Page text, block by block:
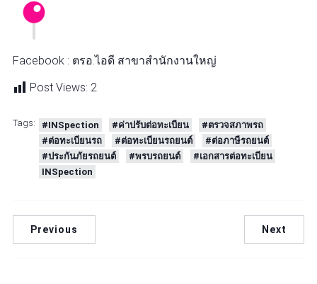
Facebook : ตรอ.ไอดี สาขาสำนักงานใหญ่
Post Views: 2
Tags: #INSpection #ค่าปรับต่อทะเบียน
#ตรวจสภาพรถ
#ต่อทะเบียนรถ
#ต่อทะเบียนรถยนต์
#ต่อภาษีรถยนต์
#ประกันภัยรถยนต์
#พรบรถยนต์
#เอกสารต่อทะเบียน
INSpection
Previous Next